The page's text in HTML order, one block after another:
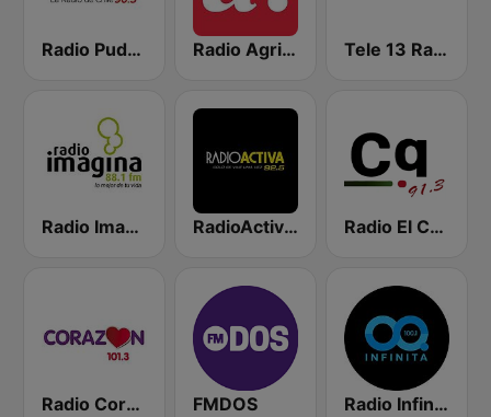
Radio Pudahuel Radio Agricultura Tele 13 Radio
Radio Imagina RadioActiva 92.5 Radio El Conquistador
Radio Corazón FM FMDOS Radio Infinita